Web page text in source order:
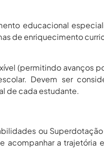
educacional
de enriquecimento
(permitindo avanços
Devem ser
de cada estudante.
ou
acompanhar a trajetória